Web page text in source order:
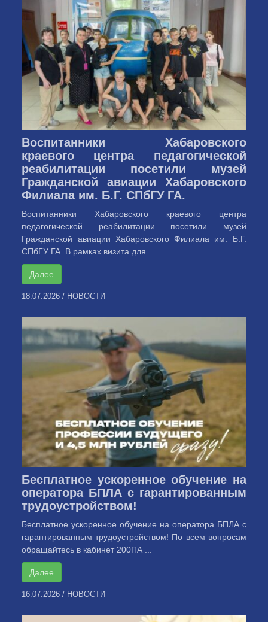
Воспитанники Хабаровского
краевого центра педагогической
реабилитации посетили музей
Гражданской авиации Хабаровского
Филиала им. Б.Г. СПбГУ ГА.
Воспитанники Хабаровского краевого центра
педагогической реабилитации посетили музей
Гражданской авиации Хабаровского Филиала им. Б.Г.
СПбГУ ГА. В рамках визита для ...
Далее
18.07.2026 / НОВОСТИ
Бесплатное ускоренное обучение на
оператора БПЛА с гарантированным
трудоустройством!
Бесплатное ускоренное обучение на оператора БПЛА с
гарантированным трудоустройством! По всем вопросам
обращайтесь в кабинет 200ПА ...
Далее
16.07.2026 / НОВОСТИ